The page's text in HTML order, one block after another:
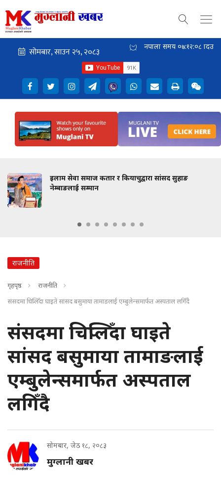
नेपाली समय ०७:१२:०९ दिउँसो
इलाम सेवा समाज कतार र कियाचुद्वारा सांसद सुहाङ
नेम्बाङलाई सम्मान
राजनीति
गृहपृष्ठ
राजनीति
संसदमा चिप्लिँदा घाइते सांसद बसुमाया तामाङलाई एम्बुलेन्समार्फत अस्पताल लगिँदै
संसदमा चिप्लिँदा घाइते
सांसद बसुमाया तामाङलाई
एम्बुलेन्समार्फत अस्पताल
लगिँदै
सोमबार, जेठ १८, २०८३
मुग्लानी खबर